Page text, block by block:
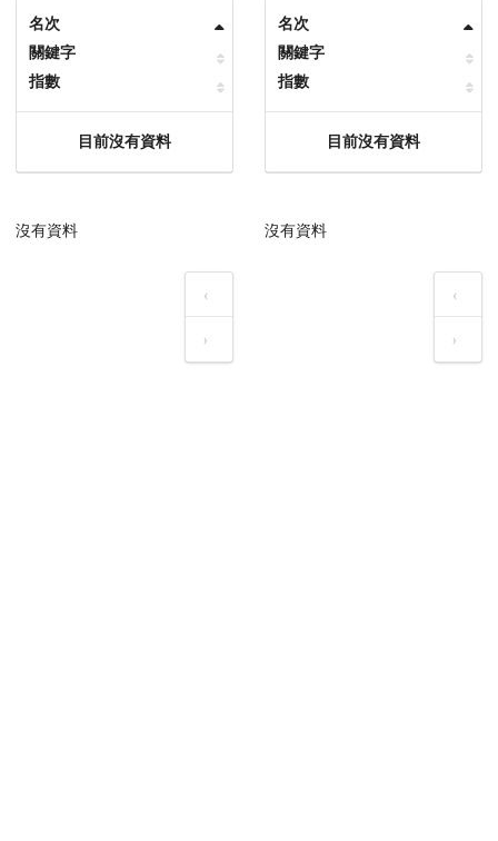
名次
關鍵字
指數
目前沒有資料
沒有資料
‹
›
名次
關鍵字
指數
目前沒有資料
沒有資料
‹
›